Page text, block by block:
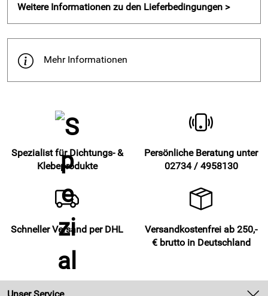
Träger: PES/PVA Gittergelege
Klebergewicht: 70g/m²
Hersteller: Fugendichtband24 GmbH, Hommeswiese 43,
Verantwortliche Person: vertr. d. d. Geschäftsführer Reiner
Schneider, Hommeswiese 43, 57258 Freudenberg,
Weitere Informationen zu den Lieferbedingungen >
Mehr Informationen
Spezialist für Dichtungs- &
Klebeprodukte
Persönliche Beratung unter
02734 / 4958130
Schneller Versand per DHL
Versandkostenfrei ab 250,-
€ brutto in Deutschland
Unser Service